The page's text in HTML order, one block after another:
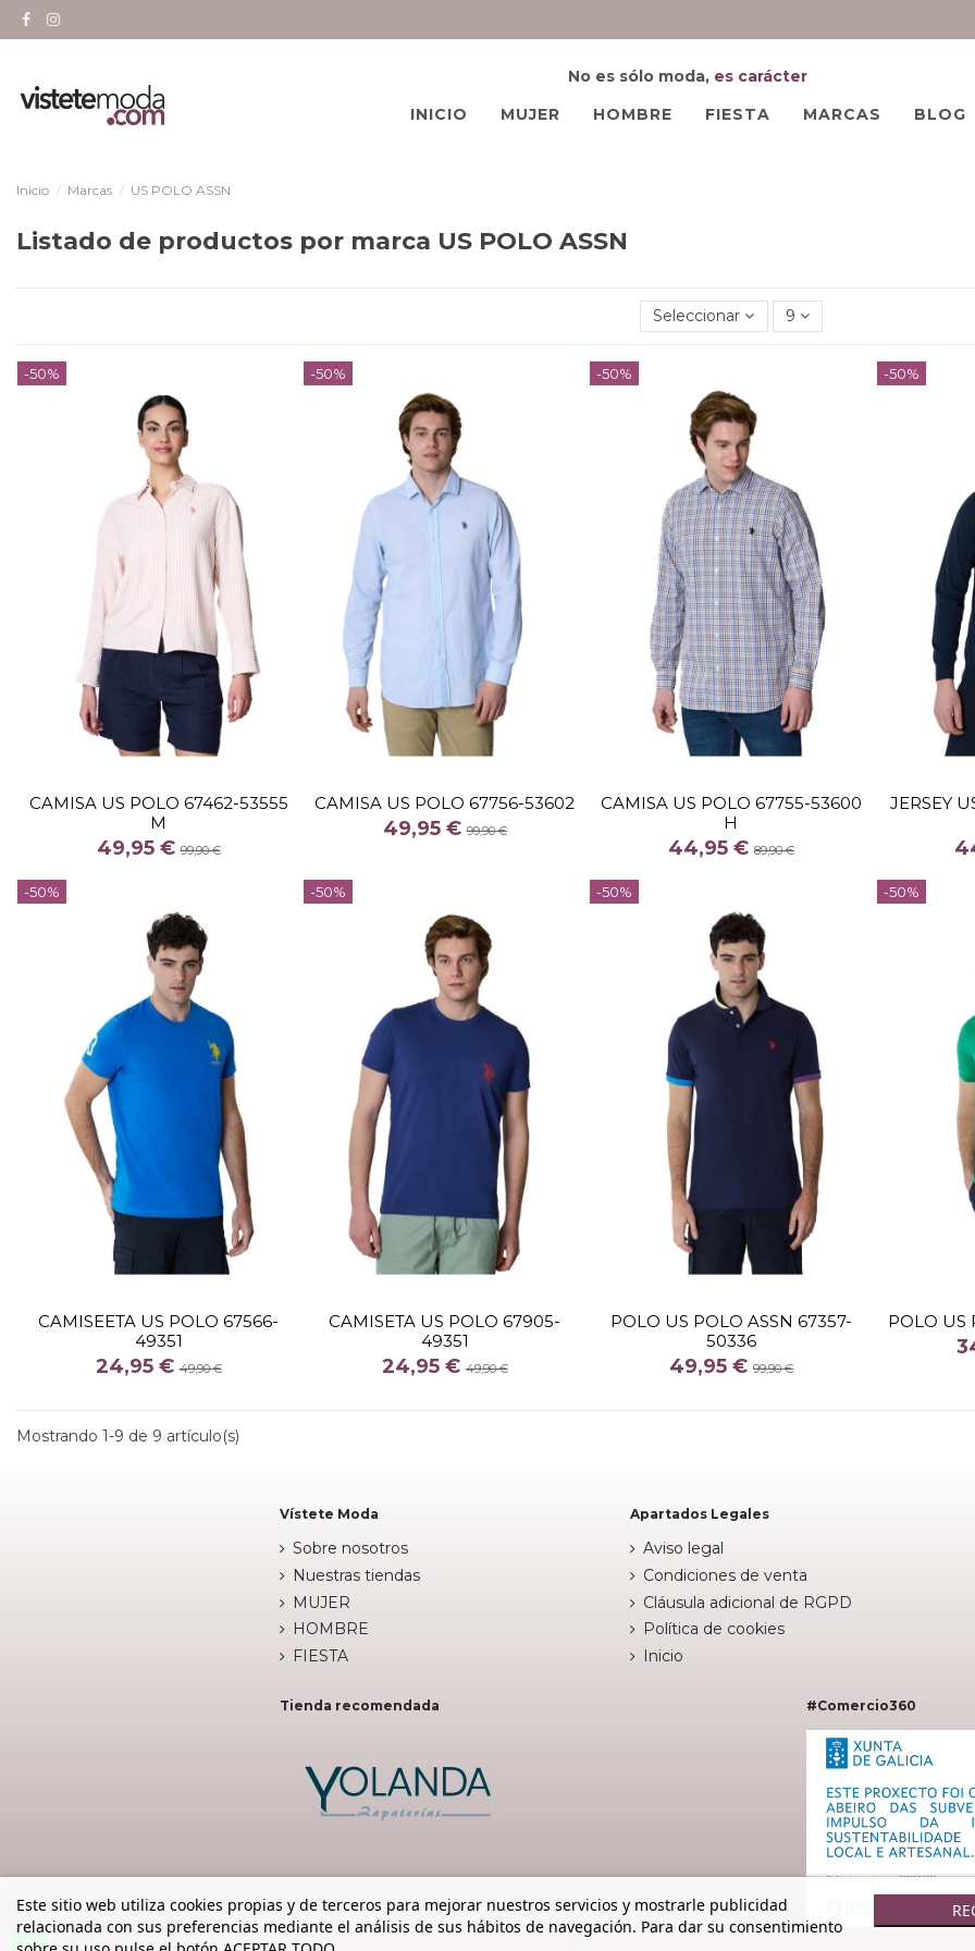
No es sólo moda, es carácter
INICIO
MUJER HOMBRE FIESTA MARCAS BLOG
Inicio Marcas US POLO ASSN
Listado de productos por marca US POLO ASSN
Seleccionar 9
-50%
CAMISA US POLO 67462-53555
M
49,95 €99,90 €
TALLA
COLOR
NARANJA
-50%
CAMISA US POLO 67756-53602
49,95 €99,90 €
TALLA
COLOR
-50%
CAMISA US POLO 67755-53600
H
44,95 € 89,90 €
TALLA
COLOR
MULTICOLOR
-50%
JERSEY
-50%
CAMISEETA US POLO 67566-
49351
24,95 €49,90 €
TALLA
COLOR
AZULON
 Añadir al carrito
-50%
CAMISETA US POLO 67905-
49351
24,95 €49,90 €
TALLA
COLOR
AZUL
 Añadir al carrito
-50%
POLO US POLO ASSN 67357-
50336
49,95 € 99,90 €
TALLA
COLOR
MARINO
 Añadir al carrito
-50%
POLO US

Mostrando 1-9 de 9 artículo(s)
Vístete Moda
Sobre nosotros
Nuestras tiendas
MUJER
HOMBRE
FIESTA
Apartados Legales
Aviso legal
Condiciones de venta
Cláusula adicional de RGPD
Política de cookies
Inicio
Este sitio web utiliza cookies propias y de terceros para mejorar nuestros servicios y mostrarle publicidad
relacionada con sus preferencias mediante el análisis de sus hábitos de navegación. Para dar su consentimiento
Tienda recomendada #Comercio360